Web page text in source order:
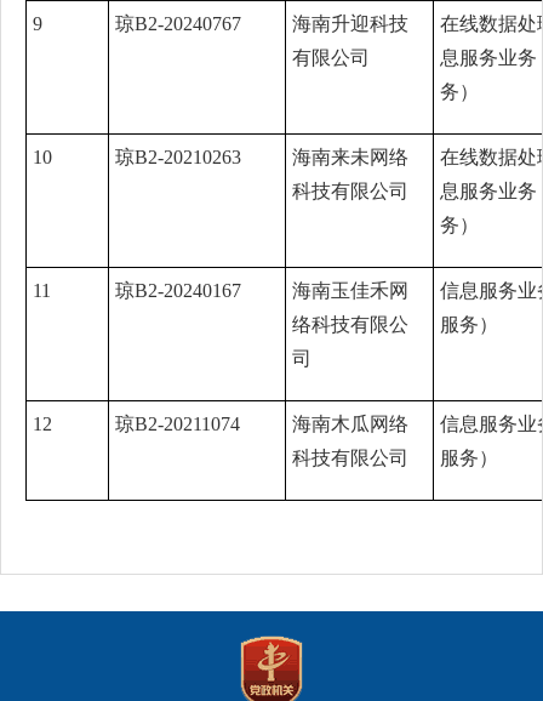
9 琼B2-20240767
海南升迎科技
有限公司
在线数据处
息服务业
务）
10 琼B2-20210263
海南来未网络
科技有限公司
在线数据处
息服务业
务）
11 琼B2-20240167
海南玉佳禾网
络科技有限公
司
信息服务业
服务）
12 琼B2-20211074
海南木瓜网络
科技有限公司
信息服务业
服务）